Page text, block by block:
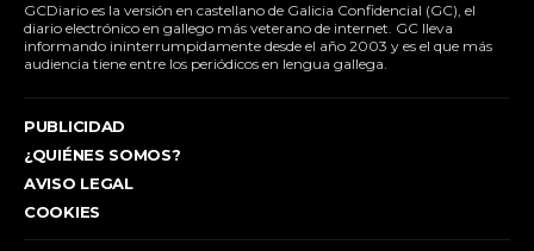
GCDiario es la versión en castellano de Galicia Confidencial (GC), el
diario electrónico en gallego más veterano de internet. GC lleva
informando ininterrumpidamente desde el año 2003 y es el que más
audiencia tiene entre los periódicos en lengua gallega.
PUBLICIDAD
¿QUIÉNES SOMOS?
AVISO LEGAL
COOKIES